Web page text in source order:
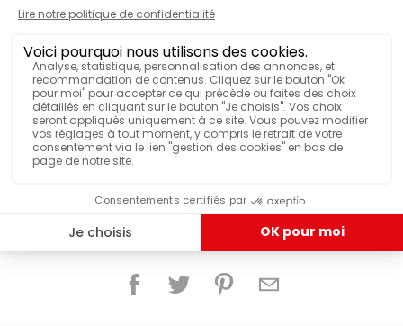
Ensemble grille et bassinelle EOH
Partager ce produit